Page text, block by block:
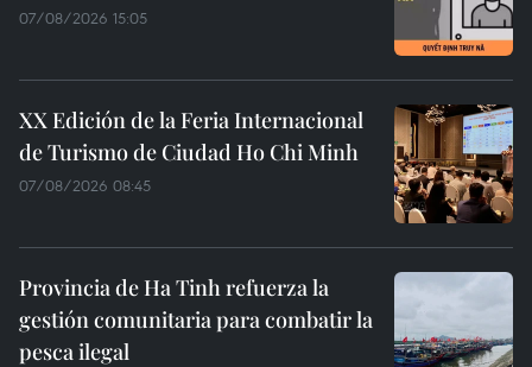
07/08/2026 15:05
XX Edición de la Feria Internacional
de Turismo de Ciudad Ho Chi Minh
07/08/2026 08:45
Provincia de Ha Tinh refuerza la
gestión comunitaria para combatir la
pesca ilegal